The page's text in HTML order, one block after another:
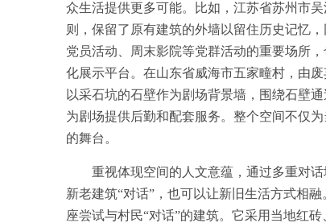
众生活提供更多可能。比如，江苏省苏州市
则，保留了原有建筑的外墙以留住历史记忆
党员活动、周末影院等党群活动的重要场所
化展示平台。在山东省威海市五家疃村，由
以采石坑的石壁作为剧场背景墙，围绕石壁
为剧场提供后勤和配套服务。整个空间不仅
的舞台。
重视体现空间的人文意蕴，通过多重对话
新老建筑“对话”，也可以让新旧生活方式相
座尝试与村民“对话”的建筑。它采用当地红